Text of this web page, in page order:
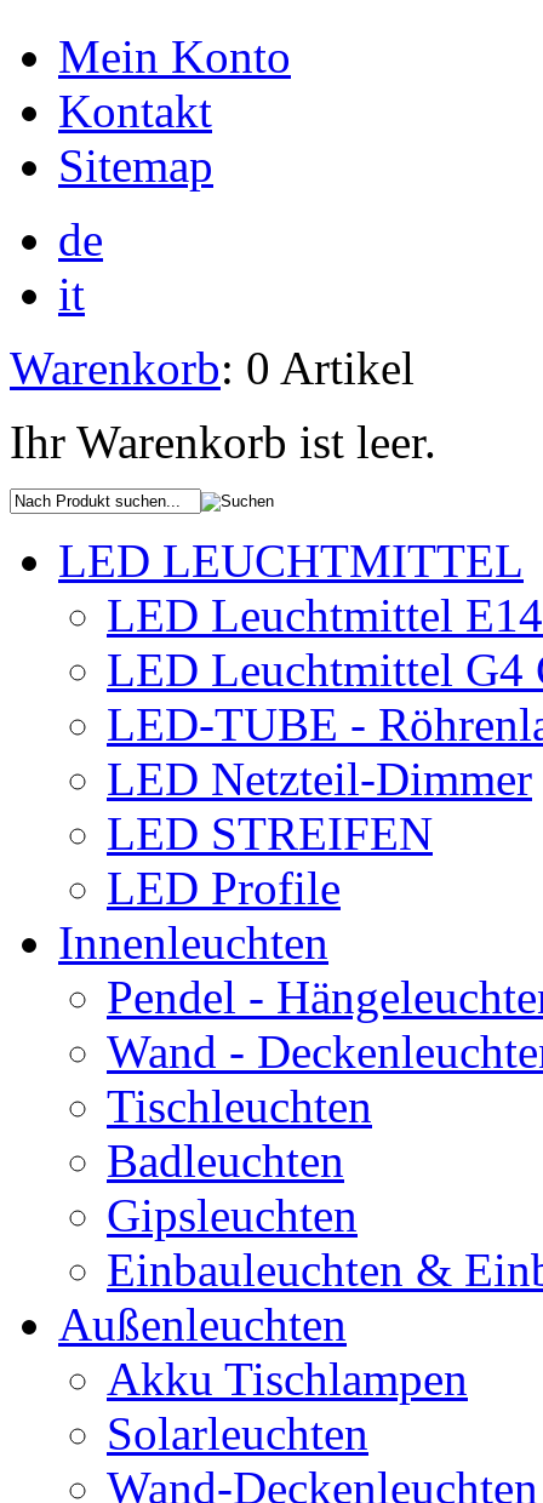
Mein Konto
Kontakt
Sitemap
de
it
Warenkorb: 0 Artikel
Ihr Warenkorb ist leer.
LED LEUCHTMITTEL
LED Leuchtmittel
LED Leuchtmittel G4
LED-TUBE -
LED Netzteil-Dimmer
LED STREIFEN
LED Profile
Innenleuchten
Pendel -
Wand -
Tischleuchten
Badleuchten
Gipsleuchten
Einbauleuchten &
Außenleuchten
Akku Tischlampen
Solarleuchten
Wand-Deckenleuchten